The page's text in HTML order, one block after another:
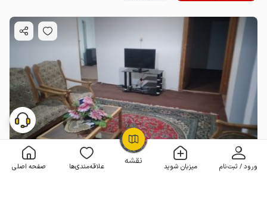
نقشه ورود / ثبت‌نام میزبان شوید علاقه‌مندی‌ها صفحه اصلی
OpenStreetMap